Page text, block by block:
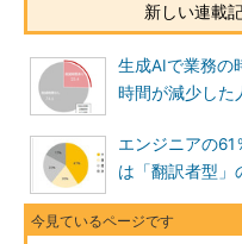
新しい連載
生成AIで業務の
時間が減少した
エンジニアの
は「翻訳者型」